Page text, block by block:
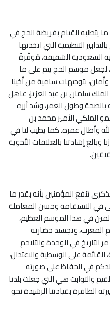
يتطلبه القيام بفريضة الحج في
التنظيمية التي اتخذتها
السعودية الشقيقة، مُوفِّرةً
لجعل موسم الحج يتم على ما
بتوجيهات سامية من أخينا
الملك سلمان بن عبد العزيز، عاهل
بالصحة وطول العمر، وشد أزره
الملكي الأمير محمد بن
وأطال عمره. كما يطيب لنا في
إشادتنا بالعلاقات الأخوية
تنفع المؤمنين بأنه بقدر ما
في الاستقامة وحسن المعاملة
في هذا الموسم العظيم،
المغرب، وتجسيد حضارته
التاريخ في الوحدة والتلاحم
القائمة على الوسطية والاعتدال،
في الحفاظ على صورته
والثوابت هي التي جعلت بلدنا
الظافرة بقيادتنا الرشيدة نحو